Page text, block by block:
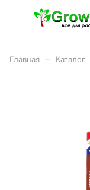
Главная Каталог